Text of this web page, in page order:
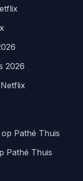
2026
Pathé Thuis
Pathé Thuis